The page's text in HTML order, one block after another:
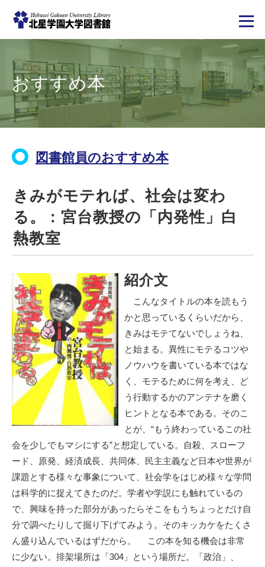
テ
ン
に
移
おすすめ本
図書館員のおすすめ本
きみがモテれば、社会は変わ
る。 : 宮台教授の「内発性」白
熱教室
紹介文
こんなタイトルの本を読もう
かと思っているくらいだから、
きみはモテてないでしょうね、
と始まる。異性にモテるコツや
ノウハウを書いている本ではな
く、モテるために何を考え、ど
う行動するかのアンテナを磨く
ヒントとなる本である。そのこ
とが、“もう終わっているこの社
会を少しでもマシにする”と想定している。自殺、スローフ
ード、原発、経済成長、共同体、民主主義など日本や世界が
課題とする様々な事象について、社会学をはじめ様々な学問
は科学的に捉えてきたのだ。学者や学説にも触れているの
で、興味を持った部分があったらそこをもうちょっとだけ自
分で調べたりして掘り下げてみよう。そのキッカケをたくさ
ん盛り込んでいるはずだから。 この本を知る機会は非常
に少ない。排架場所は「304」という場所だ。「政治」、